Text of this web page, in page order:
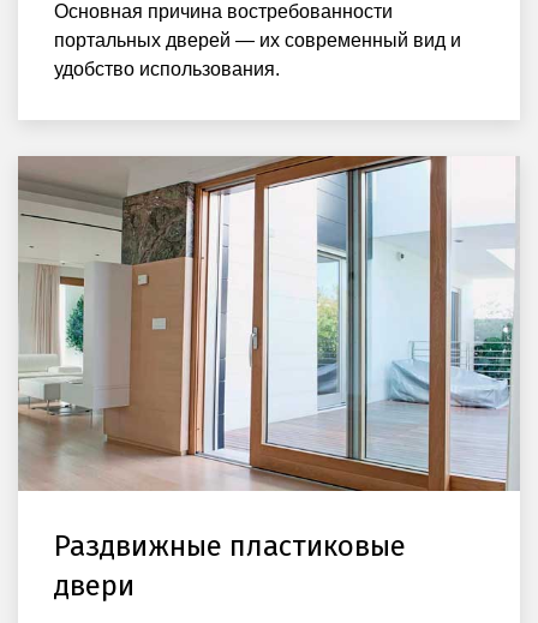
Основная причина востребованности
портальных дверей — их современный вид и
удобство использования.
Раздвижные пластиковые
двери